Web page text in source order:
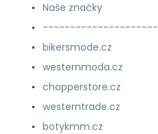
Naše značky
bikersmode.cz
westernmoda.cz
chopperstore.cz
westerntrade.cz
botykmm.cz